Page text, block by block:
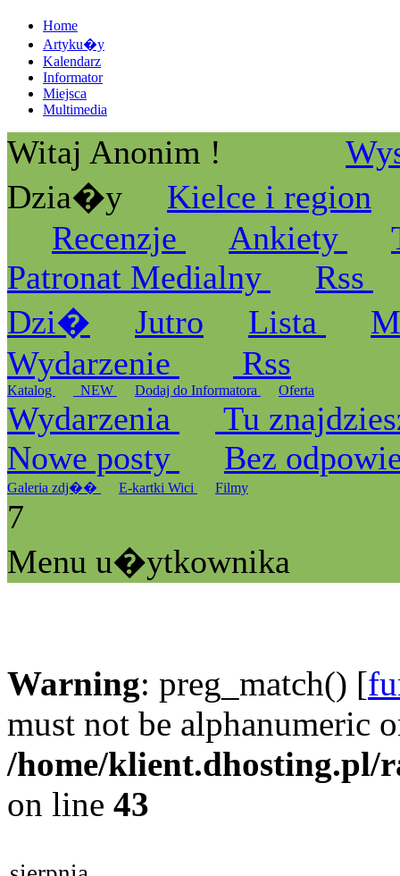
Home
Artyku�y
Kalendarz
Informator
Miejsca
Multimedia
Witaj Anonim !
Dzia�y
Kielce i region
Recenzje
Ankiety
Patronat Medialny
Rss
Dzi�
Jutro Lista
Wydarzenie
Rss
Katalog _NEW Dodaj do Informatora Oferta
Wydarzenia
Tu
Nowe posty
Bez
Galeria zdj�� E-kartki Wici Filmy
7
Menu u�ytkownika
Warning: preg_match() [
must not be alphanumeric
/home/klient.dhosting.pl/
on line 43